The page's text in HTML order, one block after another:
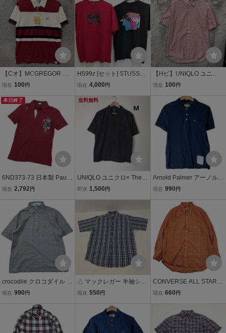
←US
【Cオ】MCGREGOR マ
ックレガー 半袖ポロシャ
ト ボーダー柄 綿100% ワ
ンポイント刺繍 メンズ ト
ップス 最落なし
現在 100 円
H599z [セット] STUSSY
ステューシー Ｔシャツ M
綿100% プリント レディ
ース | トップス HX
現在 4,000 円
【Hピ】UNIQLO ユニク
ロ 半袖シャツ ギンガムチ
赤 綿100% ベーシック カ
ジュアル メンズ トップス
最落なし
現在 100 円
本日終了
6ND373-73 日本製 Paul
Smith ポールスミス 半袖
綿 100% レッド系 メンズ
現在 2,792 円
送料無料
UNIQLO ユニクロ× Theor
y（セオリー）オープンカ
即決 1,500 円
Arnold Palmer アーノルド
パーマー ゴルフウェア 半
水速乾 綿100% コットン
ネイビー メンズ 2サイズ
S〜M程度
現在 990 円
crocodile クロコダイル 半
袖ポロシャツ チェック柄
メンズ Lサイズ
現在 990 円
△ マックレガー 半袖シャ
ツ メンズ M ブルー チェ
ル 00s オールド アーミー
ワーク アウトドア 吸汗速
乾 古着
現在 550 円
CONVERSE ALL STAR
コンバースオールスター
チェック柄 トップス オレ
ンジ 綿100% コットン メ
ンズ Mサイズ
現在 660 円